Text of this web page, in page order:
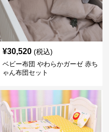
¥30,520 (税込)
ベビー布団 やわらかガーゼ 赤ち
ゃん布団セット